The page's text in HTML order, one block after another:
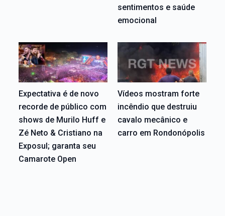
sentimentos e saúde
emocional
Expectativa é de novo
recorde de público com
shows de Murilo Huff e
Zé Neto & Cristiano na
Exposul; garanta seu
Camarote Open
Vídeos mostram forte
incêndio que destruiu
cavalo mecânico e
carro em Rondonópolis